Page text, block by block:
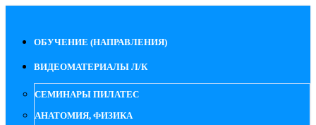
ОБУЧЕНИЕ (НАПРАВЛЕНИЯ)
ВИДЕОМАТЕРИАЛЫ Л/К
СЕМИНАРЫ ПИЛАТЕС
АНАТОМИЯ, ФИЗИКА